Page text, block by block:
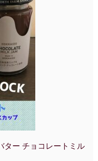
ター チョコレートミル